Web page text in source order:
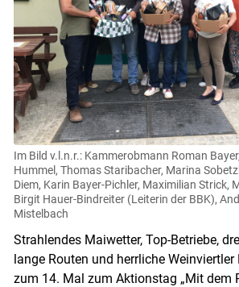
Skip to main
Im Bild v.l.n.r.: Kammerobmann Roman
Hummel, Thomas Staribacher, Marina
Diem, Karin Bayer-Pichler, Maximilian Strick,
Birgit Hauer-Bindreiter (Leiterin der BBK),
Mistelbach
Strahlendes Maiwetter, Top-Betriebe,
lange Routen und herrliche
zum 14. Mal zum Aktionstag „Mit dem